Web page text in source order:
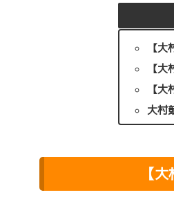
【
【
【
大村
【